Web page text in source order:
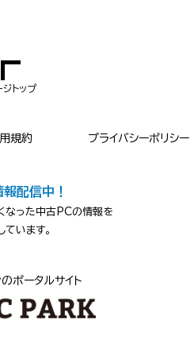
ジトップ
規約 プライバシーポリシー
配信中！
なった中古PCの情報を
ています。
ポータルサイト